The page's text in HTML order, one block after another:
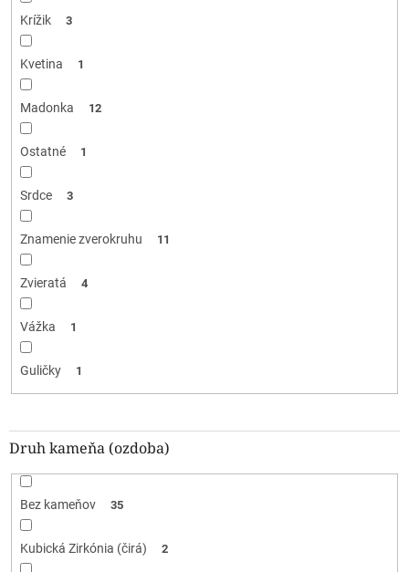
Krížik 3
Kvetina 1
Madonka 12
Ostatné 1
Srdce 3
Znamenie zverokruhu 11
Zvieratá 4
Vážka 1
Guličky 1
Druh kameňa (ozdoba)
Bez kameňov 35
Kubická Zirkónia (čirá) 2